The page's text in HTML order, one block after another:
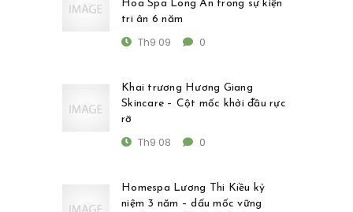
Hoa Spa Long An trong sự kiện
tri ân 6 năm
Th9 09 0
Khai trương Hương Giang
Skincare – Cột mốc khởi đầu rực
rỡ
Th9 08 0
Homespa Lương Thi Kiều kỷ
niệm 3 năm – dấu mốc vững